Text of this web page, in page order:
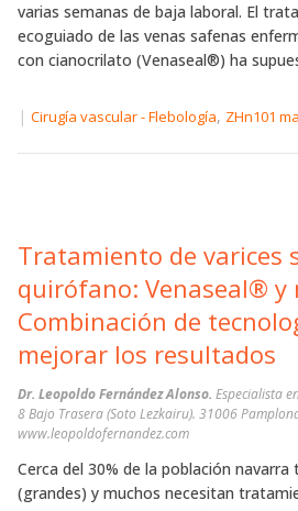
varias semanas de baja laboral. El
ecoguiado de las venas safenas
con cianocrilato (Venaseal®) ha
| Cirugía vascular - Flebología, ZHn101
Tratamiento de varices
quirófano: Venaseal® y
Combinación de
mejorar los resultados
Dr. Leopoldo Fernández Alonso. Especialista
8 Bajo Trasera (Soto Lezkairu). 31006
www.leopoldofernandez.com
Cerca del 30% de la población
(grandes) y muchos necesitan